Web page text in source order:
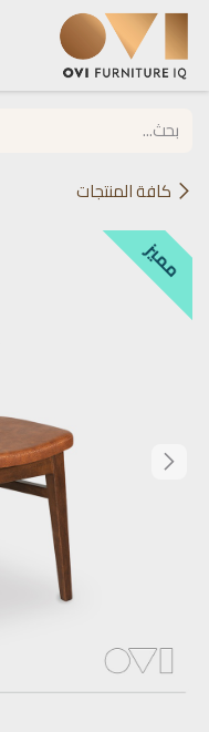
تخطي للذهاب إلى المحتوى
كافة المنتجات
مميز